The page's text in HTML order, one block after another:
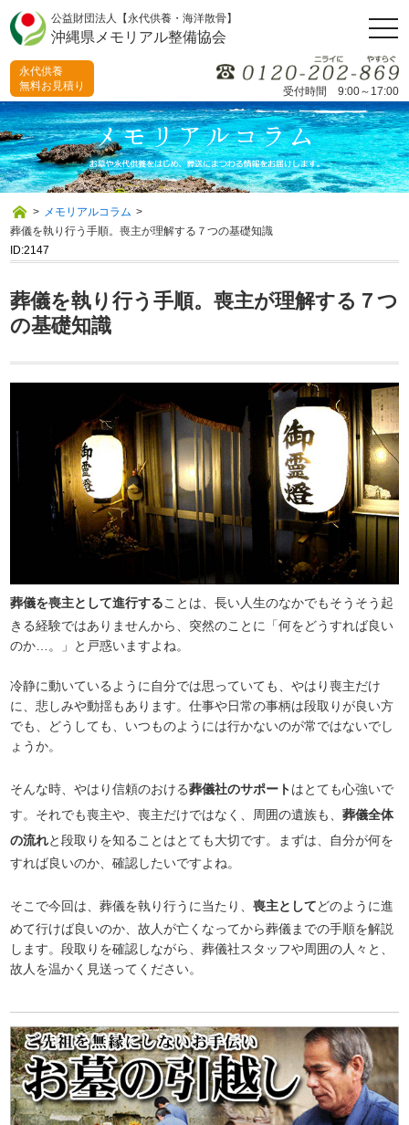
公益財団法人【永代供養・海洋散骨】
沖縄県メモリアル整備協会
受付時間 9:00～17:00
永代供養
無料お見積り
> メモリアルコラム >
葬儀を執り行う手順。喪主が理解する７つの基礎知識
ID:2147
葬儀を執り行う手順。喪主が理解する７つ
の基礎知識
葬儀を喪主として進行することは、長い人生のなかでもそうそう起
きる経験ではありませんから、突然のことに「何をどうすれば良い
のか…。」と戸惑いますよね。
冷静に動いているように自分では思っていても、やはり喪主だけ
に、悲しみや動揺もあります。仕事や日常の事柄は段取りが良い方
でも、どうしても、いつものようには行かないのが常ではないでし
ょうか。
そんな時、やはり信頼のおける葬儀社のサポートはとても心強いで
す。それでも喪主や、喪主だけではなく、周囲の遺族も、葬儀全体
の流れと段取りを知ることはとても大切です。まずは、自分が何を
すれば良いのか、確認したいですよね。
そこで今回は、葬儀を執り行うに当たり、喪主としてどのように進
めて行けば良いのか、故人が亡くなってから葬儀までの手順を解説
します。段取りを確認しながら、葬儀社スタッフや周囲の人々と、
故人を温かく見送ってください。